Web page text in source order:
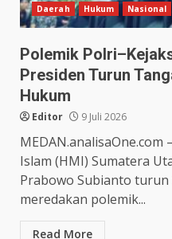
Daerah Hukum Nasional
Polemik
Presiden Turun
Hukum
Editor 9 Juli 2026
Islam (HMI) Sumatera
Prabowo Subianto
meredakan polemik...
Read More